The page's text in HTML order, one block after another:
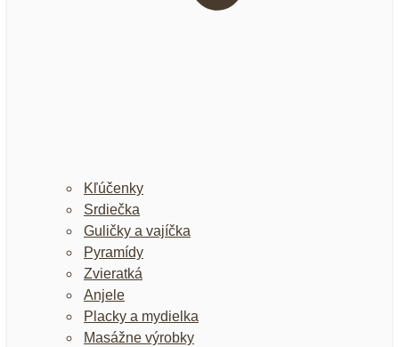
Kľúčenky
Srdiečka
Guličky a vajíčka
Pyramídy
Zvieratká
Anjele
Placky a mydielka
Masážne výrobky